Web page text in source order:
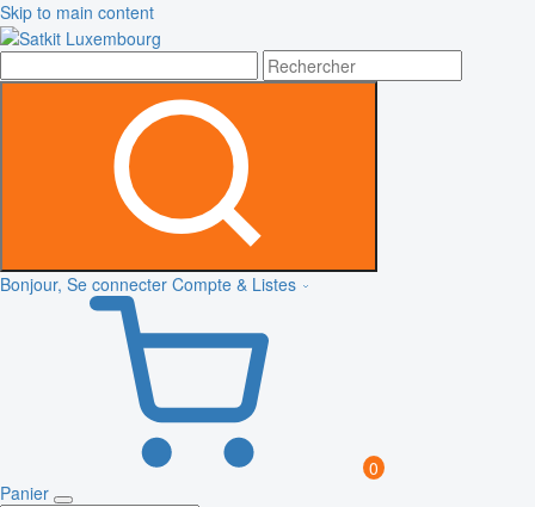
Skip to main content
Bonjour, Se connecter Compte & Listes
0
Panier